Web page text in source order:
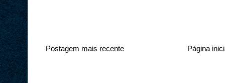
Postagem mais recente Página